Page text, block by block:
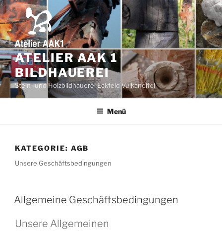
Zum
Inhalt
springen
ATELIER AAK 1
BILDHAUEREI
Stein- und Holzbildhauerei Eckfeld Vulkaneifel
Menü
KATEGORIE: AGB
Unsere Geschäftsbedingungen
Allgemeine Geschäftsbedingungen
Unsere Allgemeinen